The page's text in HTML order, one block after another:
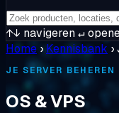
↑↓ navigeren↵
Home › Kennisbank ›
JE SERVER BEHEREN
OS & VPS